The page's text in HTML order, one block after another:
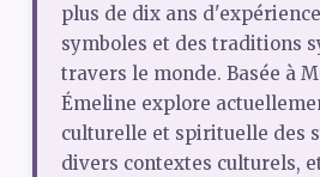
plus de dix ans
symboles et des traditions
travers le monde. Basée à
Émeline explore
culturelle et spirituelle des
divers contextes culturels,